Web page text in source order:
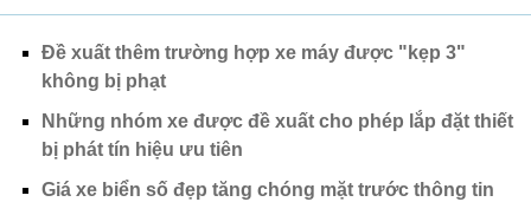
Đề xuất thêm trường hợp xe máy được "kẹp 3"
không bị phạt
Những nhóm xe được đề xuất cho phép lắp đặt thiết
bị phát tín hiệu ưu tiên
Giá xe biển số đẹp tăng chóng mặt trước thông tin